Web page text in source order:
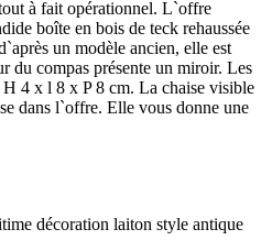
à fait opérationnel. L`offre
boîte en bois de teck rehaussée
un modèle ancien, elle est
du compas présente un miroir. Les
H 4 x l 8 x P 8 cm. La chaise visible
dans l`offre. Elle vous donne une